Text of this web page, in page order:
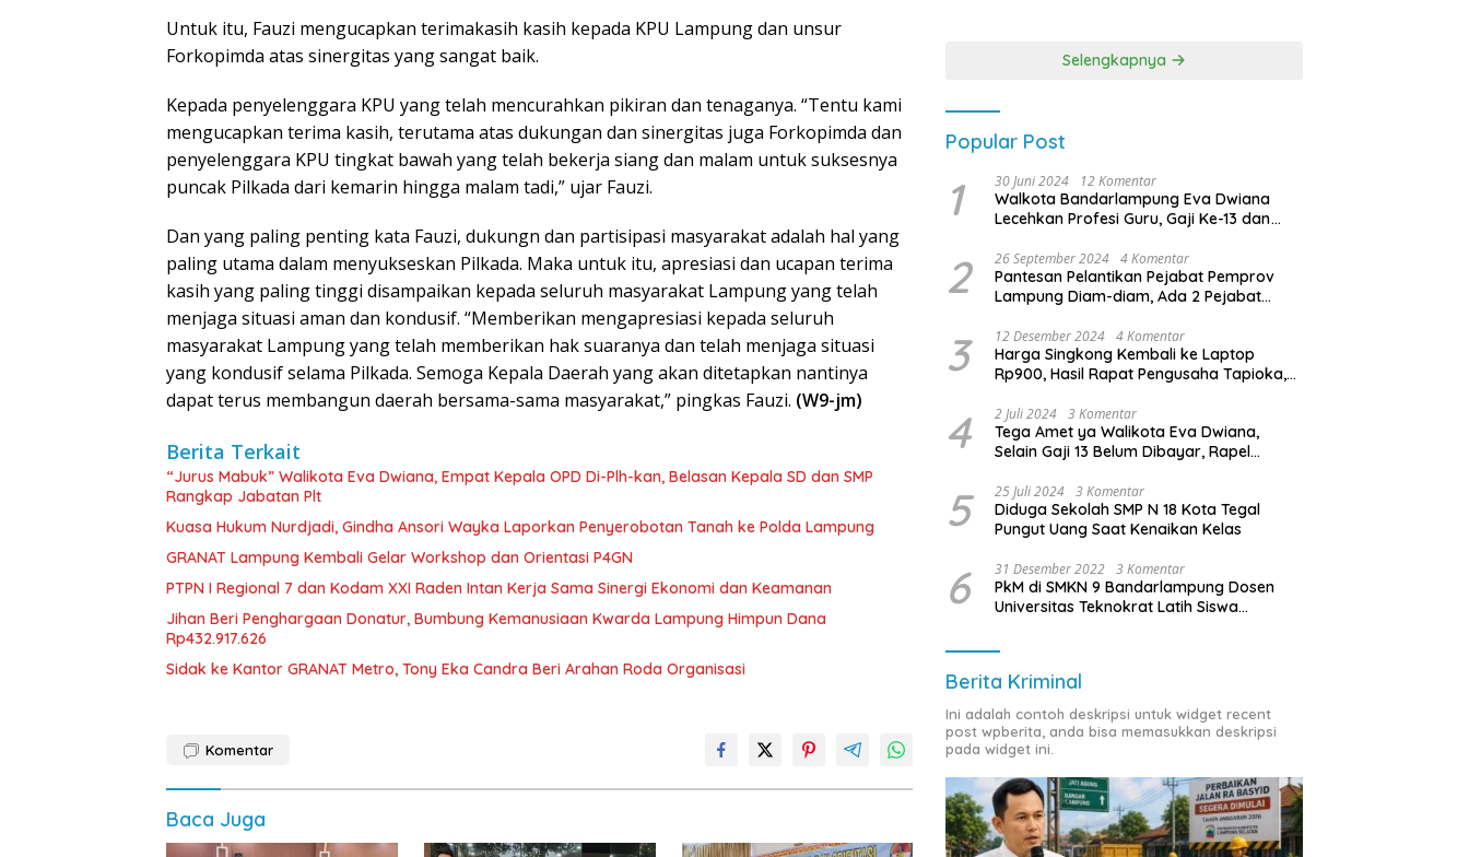
Untuk itu, Fauzi mengucapkan terimakasih kasih kepada KPU Lampung dan unsur
Forkopimda atas sinergitas yang sangat baik.
Kepada penyelenggara KPU yang telah mencurahkan pikiran dan tenaganya. “Tentu kami
mengucapkan terima kasih, terutama atas dukungan dan sinergitas juga Forkopimda dan
penyelenggara KPU tingkat bawah yang telah bekerja siang dan malam untuk suksesnya
puncak Pilkada dari kemarin hingga malam tadi,” ujar Fauzi.
Dan yang paling penting kata Fauzi, dukungn dan partisipasi masyarakat adalah hal yang
paling utama dalam menyukseskan Pilkada. Maka untuk itu, apresiasi dan ucapan terima
kasih yang paling tinggi disampaikan kepada seluruh masyarakat Lampung yang telah
menjaga situasi aman dan kondusif. “Memberikan mengapresiasi kepada seluruh
masyarakat Lampung yang telah memberikan hak suaranya dan telah menjaga situasi
yang kondusif selama Pilkada. Semoga Kepala Daerah yang akan ditetapkan nantinya
dapat terus membangun daerah bersama-sama masyarakat,” pingkas Fauzi. (W9-jm)
Berita Terkait
“Jurus Mabuk” Walikota Eva Dwiana, Empat Kepala OPD Di-Plh-kan, Belasan Kepala SD dan SMP
Rangkap Jabatan Plt
Kuasa Hukum Nurdjadi, Gindha Ansori Wayka Laporkan Penyerobotan Tanah ke Polda Lampung
GRANAT Lampung Kembali Gelar Workshop dan Orientasi P4GN
PTPN I Regional 7 dan Kodam XXI Raden Intan Kerja Sama Sinergi Ekonomi dan Keamanan
Jihan Beri Penghargaan Donatur, Bumbung Kemanusiaan Kwarda Lampung Himpun Dana
Rp432.917.626
‎Sidak ke Kantor GRANAT Metro, Tony Eka Candra Beri Arahan Roda Organisasi
Komentar
Baca Juga
Kebangsaan
Selengkapnya
Popular Post
1 30 Juni 2024 12 Komentar
Walkota Bandarlampung Eva Dwiana
Lecehkan Profesi Guru, Gaji Ke-13 dan
2 26 September 2024 4 Komentar
Pantesan Pelantikan Pejabat Pemprov
Lampung Diam-diam, Ada 2 Pejabat
3 12 Desember 2024 4 Komentar
Harga Singkong Kembali ke Laptop
Rp900, Hasil Rapat Pengusaha Tapioka,
Lampung
4 2 Juli 2024 3 Komentar
Tega Amet ya Walikota Eva Dwiana,
Selain Gaji 13 Belum Dibayar, Rapel
Dibayar
5 25 Juli 2024 3 Komentar
Diduga Sekolah SMP N 18 Kota Tegal
Pungut Uang Saat Kenaikan Kelas
6 31 Desember 2022 3 Komentar
PkM di SMKN 9 Bandarlampung Dosen
Universitas Teknokrat Latih Siswa
Berita Kriminal
Ini adalah contoh deskripsi untuk widget recent
post wpberita, anda bisa memasukkan deskripsi
pada widget ini.